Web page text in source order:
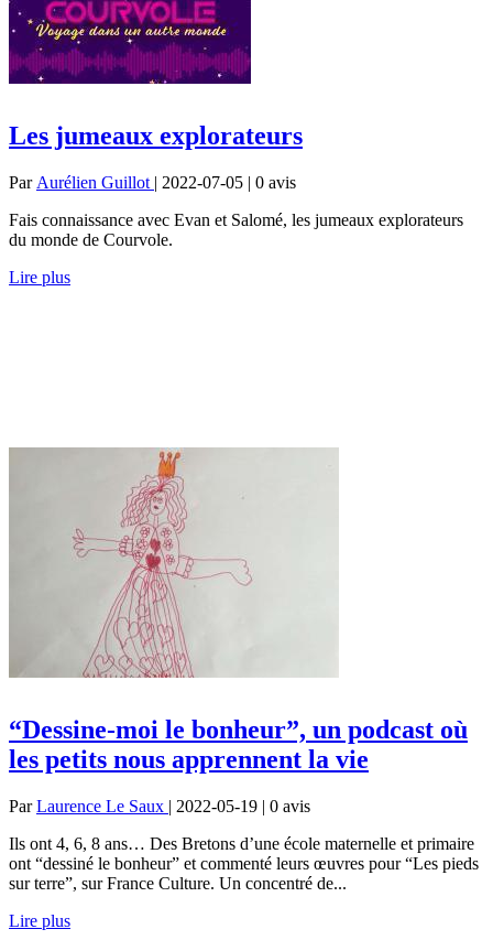
Les jumeaux explorateurs
Par Aurélien Guillot | 2022-07-05 | 0 avis
Fais connaissance avec Evan et Salomé, les jumeaux explorateurs
du monde de Courvole.
Lire plus
“Dessine-moi le bonheur”, un podcast où
les petits nous apprennent la vie
ParLaurence Le Saux | 2022-05-19 | 0 avis
Ils ont 4, 6, 8 ans… Des Bretons d’une école maternelle et primaire
ont “dessiné le bonheur” et commenté leurs œuvres pour “Les pieds
sur terre”, sur France Culture. Un concentré de...
Lire plus